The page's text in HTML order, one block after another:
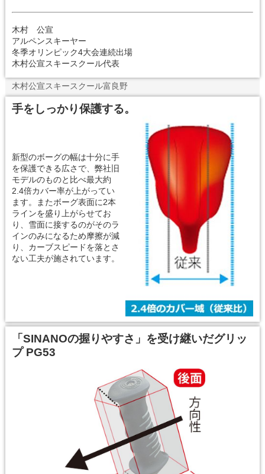
木村 公宣
アルペンスキーヤー
冬季オリンピック4大会連続出場
木村公宣スキースクール代表
木村公宣スキースクール富良野
手をしっかり保護する。
新型のボーグの幅は十分に手
を保護できる広さで、弊社旧
モデルのものと比べ最大約
2.4倍カバー率が上がってい
ます。またボーグ表面に2本
ラインを盛り上がらせてお
り、雪面に接するのがそのラ
インのみになるため摩擦が減
り、カーブスピードを落とさ
ない工夫が施されています。
「SINANOの握りやすさ」を受け継いだグリッ
プ PG53